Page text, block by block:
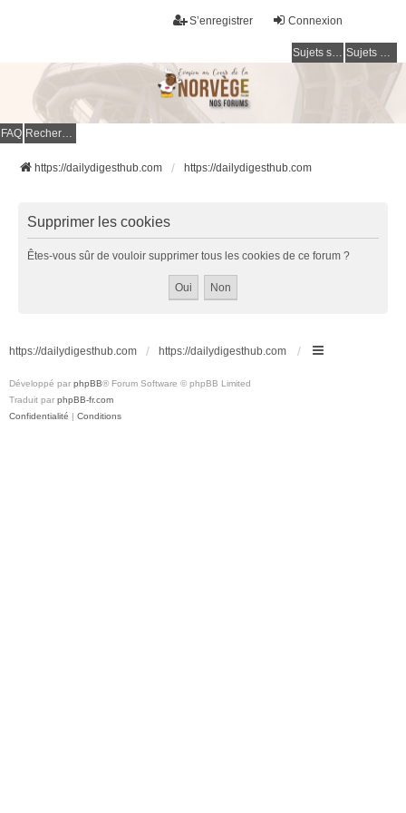
Connexion
S’enregistrer
Sujets sans réponse Sujets actifs
FAQ Rechercher
https://dailydigesthub.com https://dailydigesthub.com
Supprimer les cookies
Êtes-vous sûr de vouloir supprimer tous les cookies de ce forum ?
https://dailydigesthub.com https://dailydigesthub.com
Développé par phpBB® Forum Software © phpBB Limited
Traduit par phpBB-fr.com
Confidentialité | Conditions